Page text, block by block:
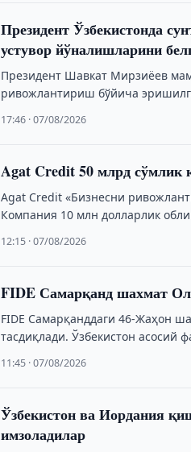
Президент Ўзбекистонда
устувор йўналишларини
Президент Шавкат Мирзиёев
ривожлантириш бўйича
17:46 · 07/08/2026
Agat Credit 50 млрд сўмлик
Agat Credit «Бизнесни
Компания 10 млн долларлик
12:15 · 07/08/2026
FIDE Самарқанд шахмат
FIDE Самарқанддаги 46-Жаҳон
тасдиқлади. Ўзбекистон асосий
11:45 · 07/08/2026
Ўзбекистон ва Иордания
имзоладилар